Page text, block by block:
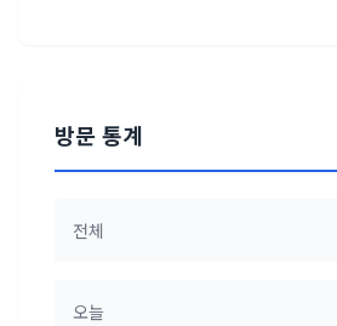
방문 통계
전체
오늘